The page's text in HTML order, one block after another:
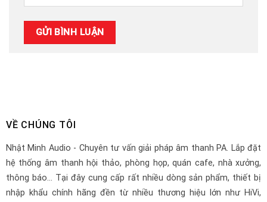
VỀ CHÚNG TÔI
Nhật Minh Audio - Chuyên tư vấn giải pháp âm thanh PA. Lắp đặt
hệ thống âm thanh hội thảo, phòng họp, quán cafe, nhà xưởng,
thông báo... Tại đây cung cấp rất nhiều dòng sản phẩm, thiết bị
nhập khẩu chính hãng đền từ nhiều thương hiệu lớn như HiVi,